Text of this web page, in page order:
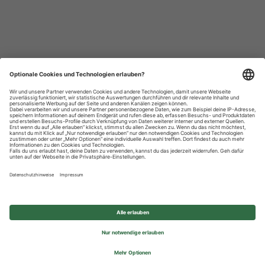
Datenschutzhinweise
Impressum
Privatsphäre-Einstellungen
© 2026 REWE Group - All rights reserved